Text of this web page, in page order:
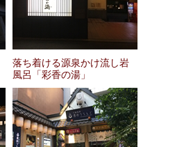
落ち着ける源泉かけ流し岩
風呂「彩香の湯」